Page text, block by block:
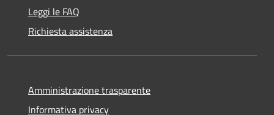
Leggi le FAQ
Richiesta assistenza
Amministrazione trasparente
Informativa privacy